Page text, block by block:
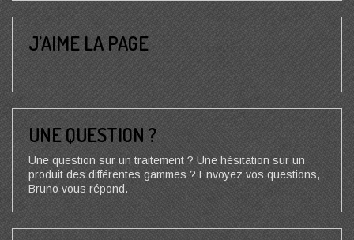
J’AIME LA PAGE
UNE QUESTION ?
Une question sur un traitement ? Une hésitation sur un
produit des différentes gammes ? Envoyez vos questions,
Bruno vous répond.